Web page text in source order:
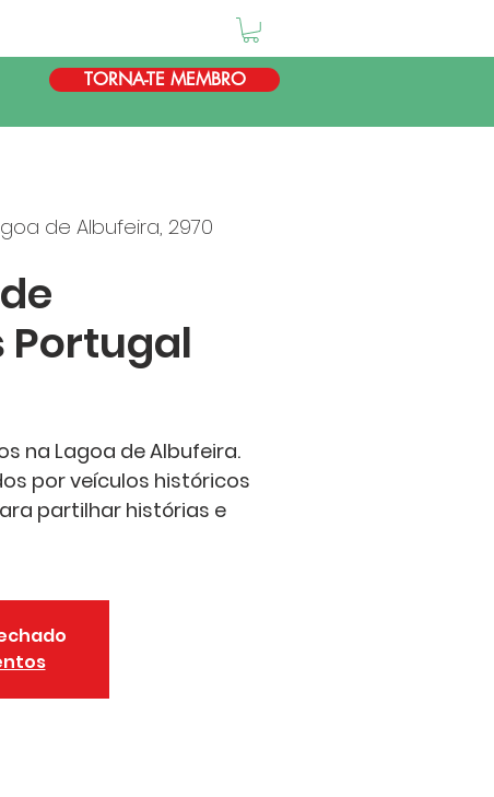
TORNA-TE MEMBRO
de Albufeira, 2970
Portugal
na Lagoa de Albufeira.
por veículos históricos
partilhar histórias e